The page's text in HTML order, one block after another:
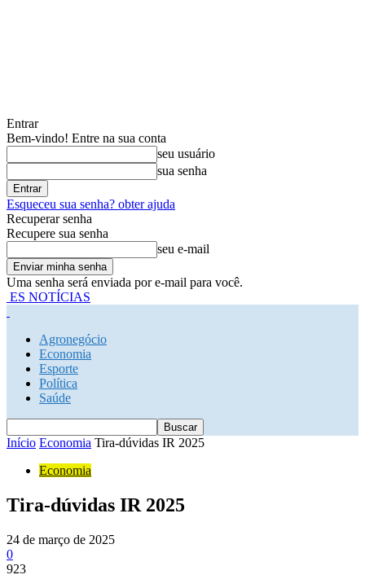
Entrar
Bem-vindo! Entre na sua conta
seu usuário
sua senha
Esqueceu sua senha? obter ajuda
Recuperar senha
Recupere sua senha
seu e-mail
Uma senha será enviada por e-mail para você.
ES NOTÍCIAS
Agronegócio
Economia
Esporte
Política
Saúde
Início Economia Tira-dúvidas IR 2025
Economia
Tira-dúvidas IR 2025
24 de março de 2025
0
923